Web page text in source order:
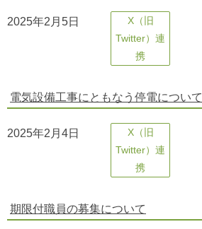
2025年2月5日
X（旧
Twitter）連
携
電気設備工事にともなう停電について
2025年2月4日
X（旧
Twitter）連
携
期限付職員の募集について